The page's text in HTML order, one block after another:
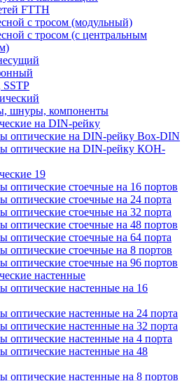
FTTH
с тросом (модульный)
с тросом (с центральным
SSTP
шнуры, компоненты
на DIN-рейку
оптические на DIN-рейку Box-DIN
оптические на DIN-рейку КОН-
19
оптические стоечные на 16 портов
оптические стоечные на 24 порта
оптические стоечные на 32 порта
оптические стоечные на 48 портов
оптические стоечные на 64 порта
оптические стоечные на 8 портов
оптические стоечные на 96 портов
настенные
оптические настенные на 16
оптические настенные на 24 порта
оптические настенные на 32 порта
оптические настенные на 4 порта
оптические настенные на 48
оптические настенные на 8 портов